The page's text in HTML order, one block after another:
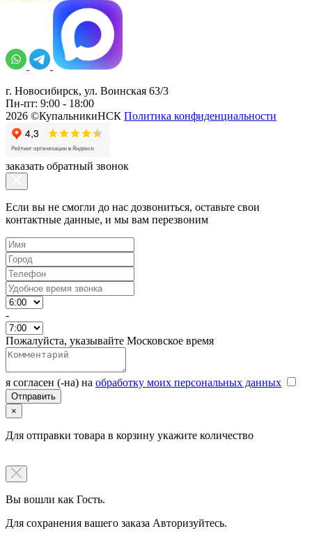
г. Новосибирск, ул. Воинская 63/3
Пн-пт: 9:00 - 18:00
2026 ©КупальникиНСК Политика конфиденциальности
заказать обратный звонок
Если вы не смогли до нас дозвониться, оставьте свои
контактные данные, и мы вам перезвоним
-
Пожалуйста, указывайте Московское время
я согласен (-на) на обработку моих персональных данных
×
Для отправки товара в корзину укажите количество
Вы вошли как Гость.
Для сохранения вашего заказа Авторизуйтесь.